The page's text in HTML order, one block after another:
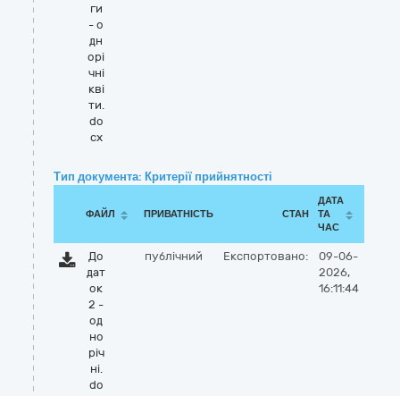
ги
- о
дн
орі
чні
кві
ти.
do
cx
Тип документа: Критерії прийнятності
ФАЙЛ ПРИВАТНІСТЬ СТАН
ДАТА
ТА
ЧАС
До
дат
ок
2 -
од
но
річ
ні.
do
публічний Експортовано:
09-06-
2026,
16:11:44